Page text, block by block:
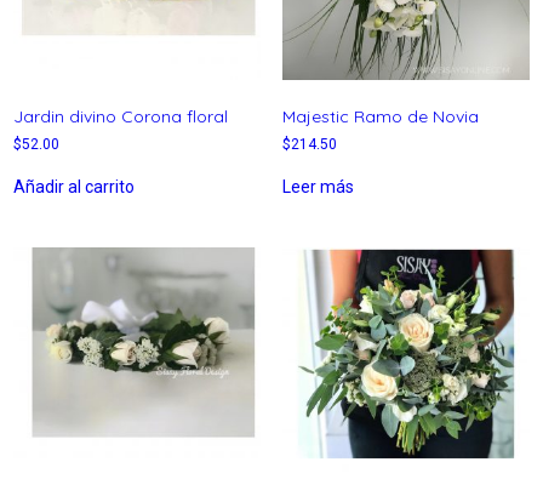
Jardin divino Corona floral
$52.00
Añadir al carrito
Majestic Ramo de Novia
$214.50
Leer más